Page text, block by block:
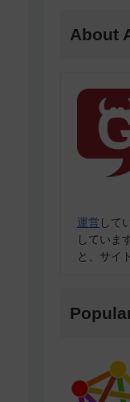
About
運営 して
していま
と、サイ